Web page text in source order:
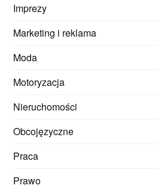
Imprezy
Marketing i reklama
Moda
Motoryzacja
Nieruchomości
Obcojęzyczne
Praca
Prawo